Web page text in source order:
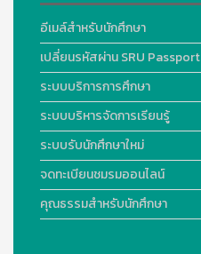
อีเมล์สำหรับนักศึกษา
เปลี่ยนรหัสผ่าน SRU Passport
ระบบบริการการศึกษา
ระบบบริหารจัดการเรียนรู้
ระบบรับนักศึกษาใหม่
จดทะเบียนชมรมออนไลน์
คุณธรรมสำหรับนักศึกษา